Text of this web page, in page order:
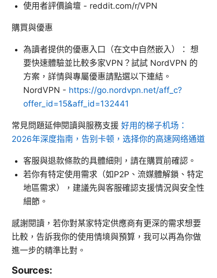
使用者評價論壇 - reddit.com/r/VPN
購買與優惠
為讀者提供的優惠入口（在文中自然嵌入）： 想
要快速體驗並比較多家VPN？試試 NordVPN 的
方案，詳情與專屬優惠請點選以下連結。
NordVPN - https://go.nordvpn.net/aff_c?
offer_id=15&aff_id=132441
常見問題延伸閱讀與服務支援 好用的梯子机场：
2026年深度指南，告别卡顿，选择你的高速网络通道
客服與退款條款的具體細則，請在購買前確認。
若你有特定使用需求（如P2P、流媒體解鎖、特定
地區需求），建議先與客服確認支援情況與安全性
細節。
感謝閱讀，若你對某家特定供應商有更深的需求想要
比較，告訴我你的使用情境與預算，我可以再為你做
進一步的精準比對。
Sources: